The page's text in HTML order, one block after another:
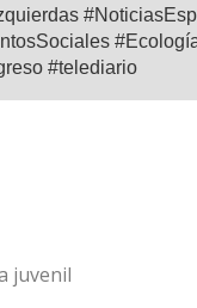
#telediario
juvenil